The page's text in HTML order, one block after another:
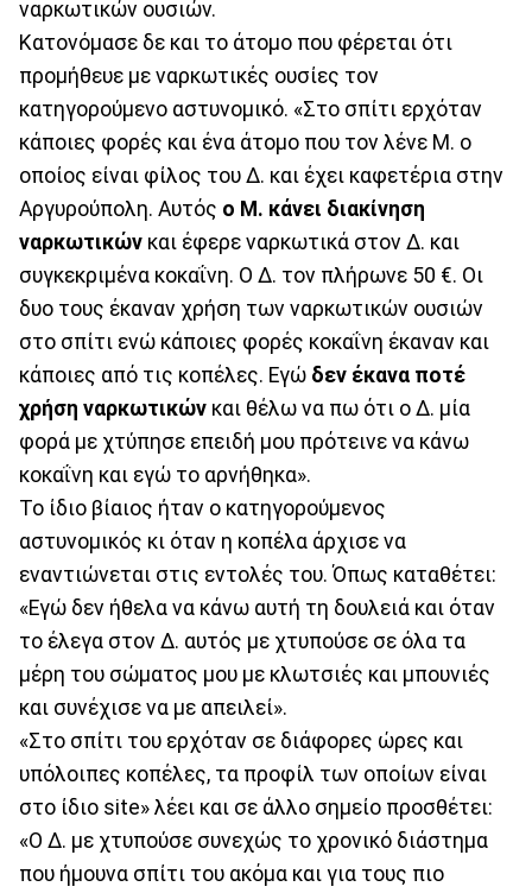
ναρκωτικών ουσιών.
Κατονόμασε δε και το άτομο που φέρεται ότι
προμήθευε με ναρκωτικές ουσίες τον
κατηγορούμενο αστυνομικό. «Στο σπίτι ερχόταν
κάποιες φορές και ένα άτομο που τον λένε Μ. ο
οποίος είναι φίλος του Δ. και έχει καφετέρια στην
Αργυρούπολη. Αυτός ο Μ. κάνει διακίνηση
ναρκωτικών και έφερε ναρκωτικά στον Δ. και
συγκεκριμένα κοκαΐνη. Ο Δ. τον πλήρωνε 50 €. Οι
δυο τους έκαναν χρήση των ναρκωτικών ουσιών
στο σπίτι ενώ κάποιες φορές κοκαΐνη έκαναν και
κάποιες από τις κοπέλες. Εγώ δεν έκανα ποτέ
χρήση ναρκωτικών και θέλω να πω ότι ο Δ. μία
φορά με χτύπησε επειδή μου πρότεινε να κάνω
κοκαΐνη και εγώ το αρνήθηκα».
Το ίδιο βίαιος ήταν ο κατηγορούμενος
αστυνομικός κι όταν η κοπέλα άρχισε να
εναντιώνεται στις εντολές του. Όπως καταθέτει:
«Εγώ δεν ήθελα να κάνω αυτή τη δουλειά και όταν
το έλεγα στον Δ. αυτός με χτυπούσε σε όλα τα
μέρη του σώματος μου με κλωτσιές και μπουνιές
και συνέχισε να με απειλεί».
«Στο σπίτι του ερχόταν σε διάφορες ώρες και
υπόλοιπες κοπέλες, τα προφίλ των οποίων είναι
στο ίδιο site» λέει και σε άλλο σημείο προσθέτει:
«Ο Δ. με χτυπούσε συνεχώς το χρονικό διάστημα
που ήμουνα σπίτι του ακόμα και για τους πιο